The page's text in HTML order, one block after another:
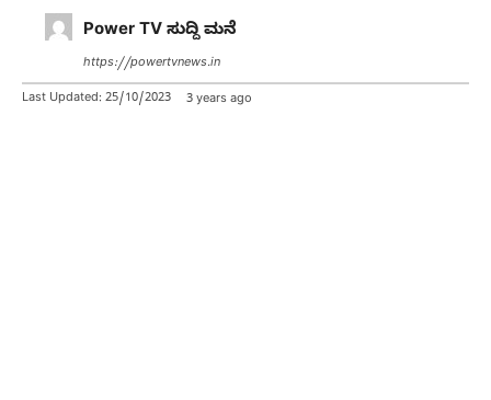
Power TV ಸುದ್ದಿ ಮನೆ
https://powertvnews.in
Last Updated: 25/10/2023 3 years ago